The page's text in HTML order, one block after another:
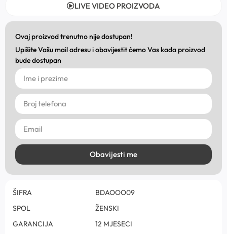
LIVE VIDEO PROIZVODA
Ovaj proizvod trenutno nije dostupan!
Upišite Vašu mail adresu i obavijestit ćemo Vas kada proizvod
bude dostupan
Obavijesti me
ŠIFRA
BDAOOO09
SPOL
ŽENSKI
GARANCIJA
12 MJESECI